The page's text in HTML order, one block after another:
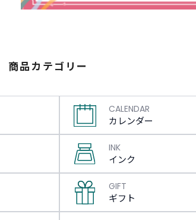
商品カテゴリー
CALENDAR
カレンダー
INK
インク
GIFT
ギフト